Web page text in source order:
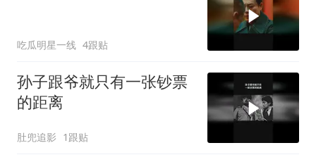
吃瓜明星一线 4跟贴
孙子跟爷就只有一张钞票
的距离
肚兜追影 1跟贴